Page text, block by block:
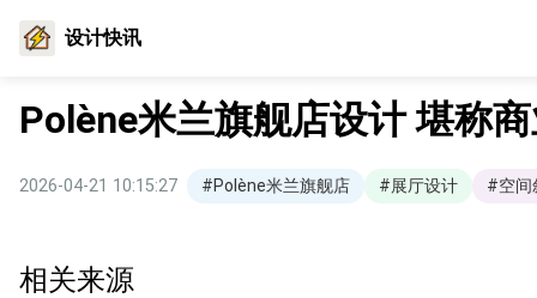
设计快讯
Polène米兰旗舰店设计 堪称
2026-04-21 10:15:27 #Polène米兰旗舰店 #展厅设计 #空间
相关来源